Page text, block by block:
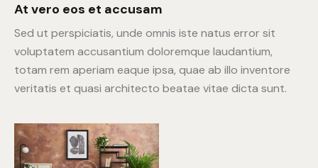
At vero eos et accusam
Sed ut perspiciatis, unde omnis iste natus error sit
voluptatem accusantium doloremque laudantium,
totam rem aperiam eaque ipsa, quae ab illo inventore
veritatis et quasi architecto beatae vitae dicta sunt.